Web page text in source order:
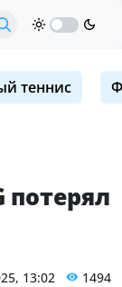
теннис
потерял
13:02 1494